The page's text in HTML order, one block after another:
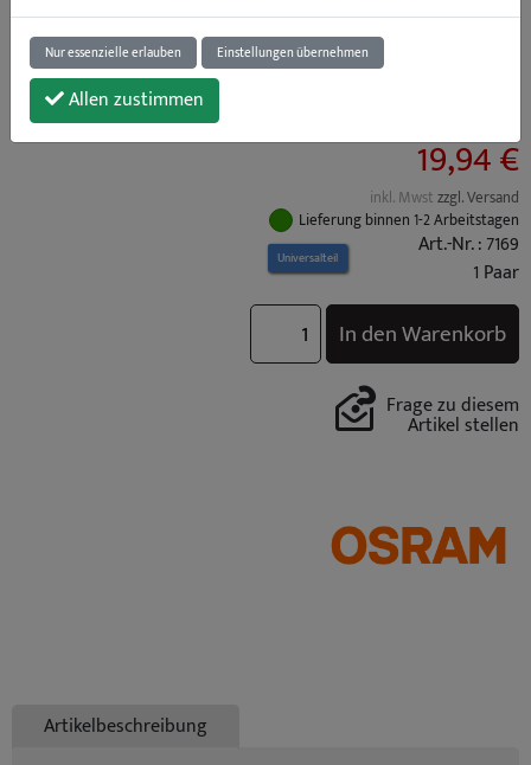
19,94 €
inkl. Mwstzzgl. Versand
Lieferung binnen 1-2 Arbeitstagen
Universalteil
Art.-Nr. : 7169
1 Paar
In den Warenkorb
Frage zu diesem
Artikel stellen
Artikelbeschreibung
Nur essenzielle erlauben Einstellungen übernehmen
Allen zustimmen